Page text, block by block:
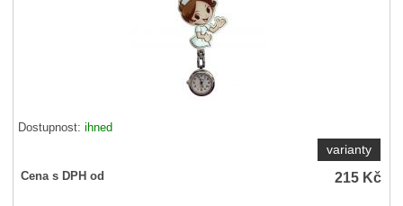
Dostupnost:ihned
varianty
Cena s DPH od 215 Kč